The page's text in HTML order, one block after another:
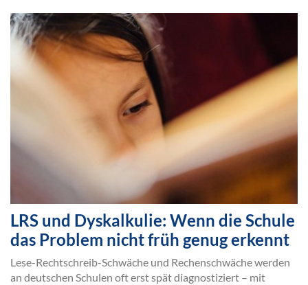
LRS und Dyskalkulie: Wenn die Schule
das Problem nicht früh genug erkennt
Lese-Rechtschreib-Schwäche und Rechenschwäche werden
an deutschen Schulen oft erst spät diagnostiziert – mit